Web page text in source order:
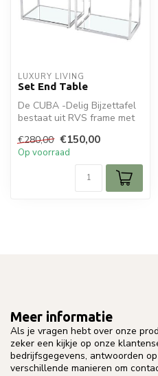
LUXURY LIVING
Set End Table
De CUBA -Delig Bijzettafel
bestaat uit RVS frame met
€280,00 €150,00
Op voorraad
Meer informatie
Als je vragen hebt over onze
zeker een kijkje op onze
bedrijfsgegevens, antwoorden
verschillende manieren om